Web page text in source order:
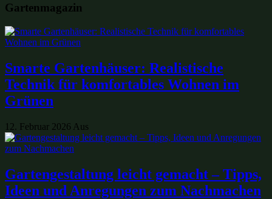
Gartenmagazin
Smarte Gartenhäuser: Realistische
Technik für komfortables Wohnen im
Grünen
12. Februar 2026 Aus
Gartengestaltung leicht gemacht – Tipps,
Ideen und Anregungen zum Nachmachen